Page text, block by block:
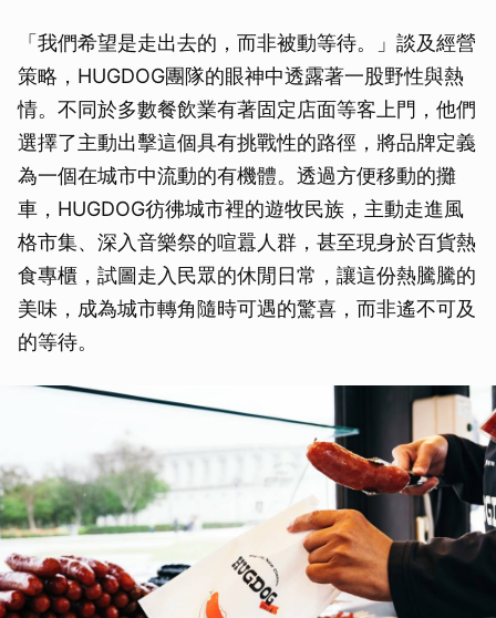
「我們希望是走出去的，而非被動等待。」談及經營
策略，HUGDOG團隊的眼神中透露著一股野性與熱
情。不同於多數餐飲業有著固定店面等客上門，他們
選擇了主動出擊這個具有挑戰性的路徑，將品牌定義
為一個在城市中流動的有機體。透過方便移動的攤
車，HUGDOG彷彿城市裡的遊牧民族，主動走進風
格市集、深入音樂祭的喧囂人群，甚至現身於百貨熱
食專櫃，試圖走入民眾的休閒日常，讓這份熱騰騰的
美味，成為城市轉角隨時可遇的驚喜，而非遙不可及
的等待。